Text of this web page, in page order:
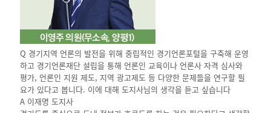
Q 경기지역 언론의 발전을 위해 중립적인 경기언론포털을 구축해 운영
하고 경기언론재단 설립을 통해 언론인 교육이나 언론사 자격 심사와
평가, 언론인 지원 제도, 지역 광고제도 등 다양한 문제들을 연구할 필
요가 있다고 봅니다. 이에 대해 도지사님의 생각을 듣고 싶습니다
A 이재명 도지사